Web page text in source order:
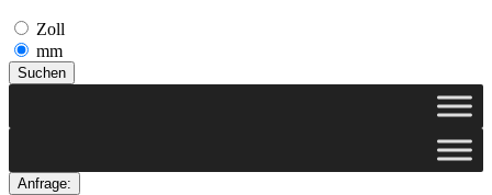
Zoll
mm
Suchen
Anfrage: